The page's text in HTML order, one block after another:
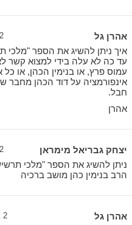
אהרן גל 2 בינואר 2013 at 5:50
איך ניתן להשיג את הספר "מלכי
עד כה לא עלה בידי למצוא קשר
עמוס פרץ, או בנימין הכהן, או כל
אינפורמציה על דוד הכהן מחבר
חבל.
אהרן
יצחק גבריאל מימראן 2 בינואר 2013 at 9:38
ניתן להשיג את הספר "מלכי
הרב בנימין כהן מושב ברכיה
אהרן גל 2 בינואר 2013 at 11:56